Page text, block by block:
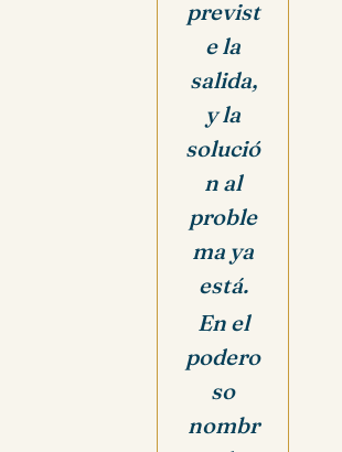
previst
e la
salida,
y la
solució
n al
proble
ma ya
está.
En el
podero
so
nombr